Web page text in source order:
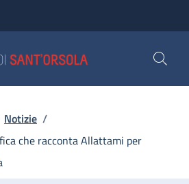
Notizie /
che racconta Allattami per